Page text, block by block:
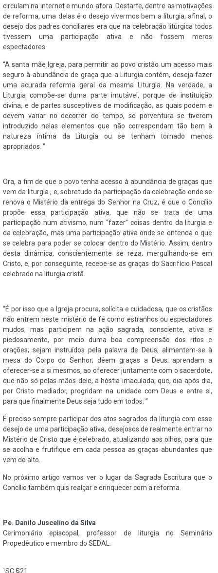
circulam na internet e mundo afora. Destarte, dentre as motivações
de reforma, uma delas é o desejo vivermos bem a liturgia, afinal, o
desejo dos padres conciliares era que na celebração litúrgica todos
tivessem uma participação ativa e não fossem meros
espectadores.
“A santa mãe Igreja, para permitir ao povo cristão um acesso mais
seguro à abundância de graça que a Liturgia contém, deseja fazer
uma acurada reforma geral da mesma Liturgia. Na verdade, a
Liturgia compõe-se duma parte imutável, porque de instituição
divina, e de partes susceptíveis de modificação, as quais podem e
devem variar no decorrer do tempo, se porventura se tiverem
introduzido nelas elementos que não correspondam tão bem à
natureza íntima da Liturgia ou se tenham tornado menos
apropriados. ”
Ora, a fim de que o povo tenha acesso à abundância de graças que
vem da liturgia , e, sobretudo da participação da celebração onde se
renova o Mistério da entrega do Senhor na Cruz, é que o Concílio
propõe essa participação ativa, que não se trata de uma
participação num ativismo, num “fazer” coisas dentro da liturgia e
da celebração, mas uma participação ativa onde se entenda o que
se celebra para poder se colocar dentro do Mistério. Assim, dentro
desta dinâmica, conscientemente se reza, mergulhando-se em
Cristo, e, por conseguinte, recebe-se as graças do Sacrifício Pascal
celebrado na liturgia cristã.
“É por isso que a Igreja procura, solícita e cuidadosa, que os cristãos
não entrem neste mistério de fé como estranhos ou espectadores
mudos, mas participem na ação sagrada, consciente, ativa e
piedosamente, por meio duma boa compreensão dos ritos e
orações; sejam instruídos pela palavra de Deus; alimentem-se à
mesa do Corpo do Senhor; dêem graças a Deus; aprendam a
oferecer-se a si mesmos, ao oferecer juntamente com o sacerdote,
que não só pelas mãos dele, a hóstia imaculada; que, dia após dia,
por Cristo mediador, progridam na unidade com Deus e entre si,
para que finalmente Deus seja tudo em todos. ”
É preciso sempre participar dos atos sagrados da liturgia com esse
desejo de uma participação ativa, desejosos de realmente entrar no
Mistério de Cristo que é celebrado, atualizando aos olhos, para que
se acolha e frutifique em cada pessoa as graças abundantes que
vem do alto.
No próximo artigo vamos ver o lugar da Sagrada Escritura que o
Concílio também quis realçar e enriquecer com a reforma.
Pe. Danilo Juscelino da Silva
Cerimoniário episcopal, professor de liturgia no Seminário
Propedêutico e membro do SEDAL.
¹